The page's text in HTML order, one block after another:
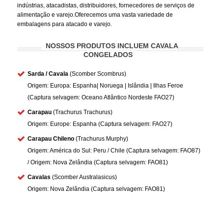
indústrias, atacadistas, distribuidores, fornecedores de serviços de
alimentação e varejo.Oferecemos uma vasta variedade de
embalagens para atacado e varejo.
NOSSOS PRODUTOS INCLUEM CAVALA
CONGELADOS
Sarda / Cavala (Scomber Scombrus)
Origem: Europa: Espanha| Noruega | Islândia | Ilhas Feroe
(Captura selvagem: Oceano Atlântico Nordeste FAO27)
Carapau (Trachurus Trachurus)
Origem: Europe: Espanha (Captura selvagem: FAO27)
Carapau Chileno (Trachurus Murphy)
Origem: América do Sul: Peru / Chile (Captura selvagem: FAO87)
/ Origem: Nova Zelândia (Captura selvagem: FAO81)
Cavalas (Scomber Australasicus)
Origem: Nova Zelândia (Captura selvagem: FAO81)